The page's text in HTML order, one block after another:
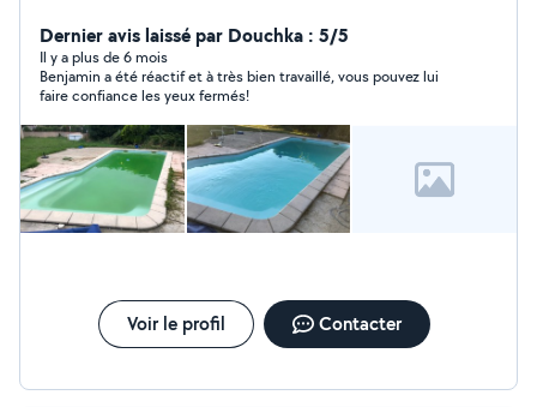
Dernier avis laissé par Douchka : 5/5
Il y a plus de 6 mois
Benjamin a été réactif et à très bien travaillé, vous pouvez lui
faire confiance les yeux fermés!
Voir le profil Contacter